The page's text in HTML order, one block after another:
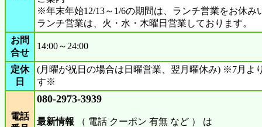
※年末年始12/13～1/6の期間は、ランチ営業をお休み
ランチ営業は、火・水・木曜日営業しております。
お問
合せ
14:00～24:00
定休
日
(月曜が祝日の場合は日曜営業、翌月曜休み) ※7月よ
す※
電話
080-2973-3939
最新情報 （ 電話 クーポン 有無 など ） は